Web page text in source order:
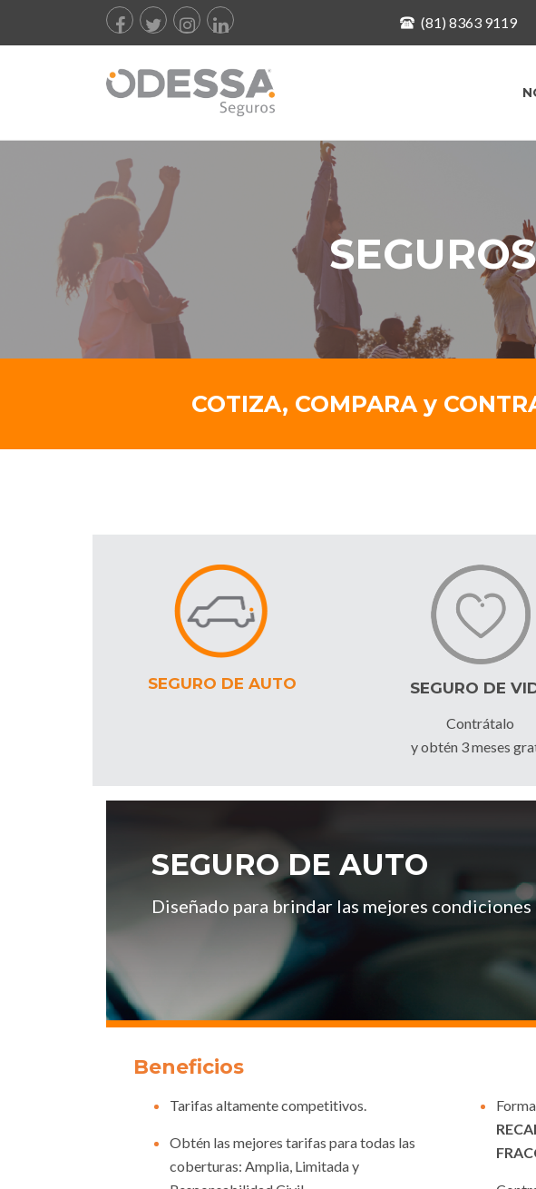
(81) 8363 9119
COTIZA, COMPARA y
SEGURO DE AUTO SEGURO DE
Contrátalo
y obtén 3 meses
SEGURO DE AUTO
Diseñado para brindar las mejores
Beneficios
Tarifas altamente competitivos.
Obtén las mejores tarifas para todas las
coberturas: Amplia, Limitada y